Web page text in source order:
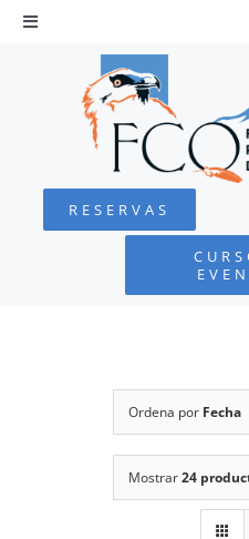
Saltar
Toggle
Navigation
QUEBRANTAHUESOS
FUNDACIÓN
RESERVAS
Ordena por Fecha
Mostrar24